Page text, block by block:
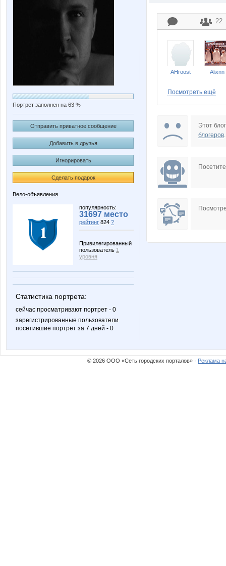
Портрет заполнен на 63 %
Отправить приватное сообщение
Добавить в друзья
Игнорировать
Сделать подарок
Вело-объявления
популярность:
31697 место
рейтинг 824 ?
Привилегированный
пользователь 1
уровня
Статистика портрета:
сейчас просматривают портрет - 0
зарегистрированные пользователи
посетившие портрет за 7 дней - 0
22
AHroost Alixnn
Посмотреть ещё
Этот
блогеров.
© 2026 ООО «Сеть городских порталов» · Реклама